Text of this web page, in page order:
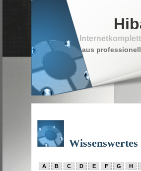
aus
Wissenswertes
A B C D E F G H